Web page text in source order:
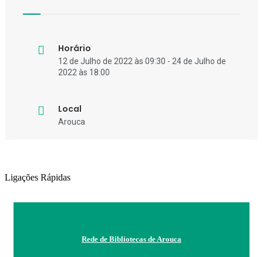
Horário
12 de Julho de 2022 às 09:30 - 24 de Julho de
2022 às 18:00
Local
Arouca
Ligações Rápidas
Rede de Bibliotecas de Arouca